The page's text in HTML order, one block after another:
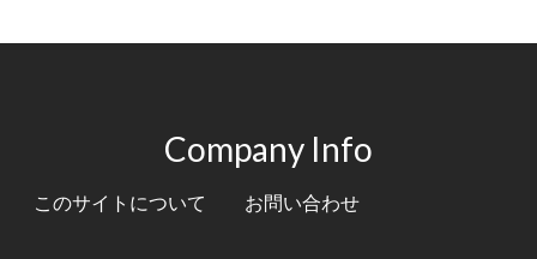
Company Info
このサイトについて お問い合わせ